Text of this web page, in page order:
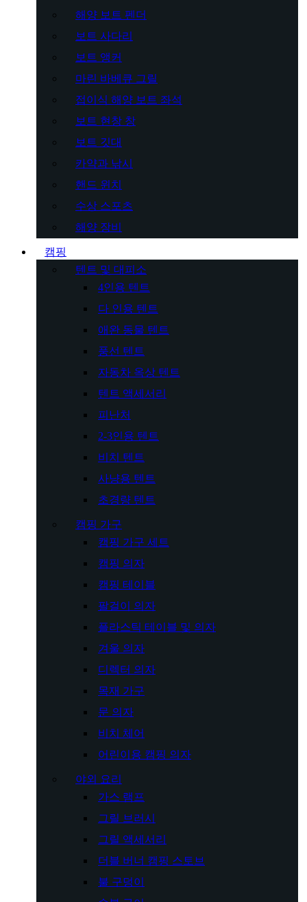
해양 보트 펜더
보트 사다리
보트 앵커
마린 바베큐 그릴
접이식 해양 보트 좌석
보트 현창 창
보트 깃대
카약과 낚시
핸드 윈치
수상 스포츠
해양 장비
캠핑
텐트 및 대피소
4인용 텐트
다 인용 텐트
애완 동물 텐트
풍선 텐트
자동차 옥상 텐트
텐트 액세서리
피난처
2-3인용 텐트
비치 텐트
사냥용 텐트
초경량 텐트
캠핑 가구
캠핑 가구 세트
캠핑 의자
캠핑 테이블
팔걸이 의자
플라스틱 테이블 및 의자
겨울 의자
디렉터 의자
목재 가구
문 의자
비치 체어
어린이용 캠핑 의자
야외 요리
가스 램프
그릴 브러시
그릴 액세서리
더블 버너 캠핑 스토브
불 구덩이